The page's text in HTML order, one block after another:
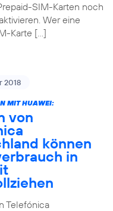
SIM-Karten noch
Wer eine
Karte […]
2018
MIT HUAWEI:
von
können
in
Telefónica